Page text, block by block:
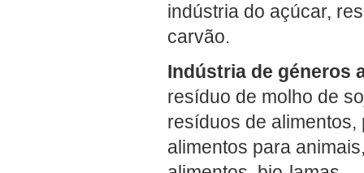
indústria do açúcar,
carvão.
Indústria de géneros
resíduo de molho de
resíduos de
alimentos para